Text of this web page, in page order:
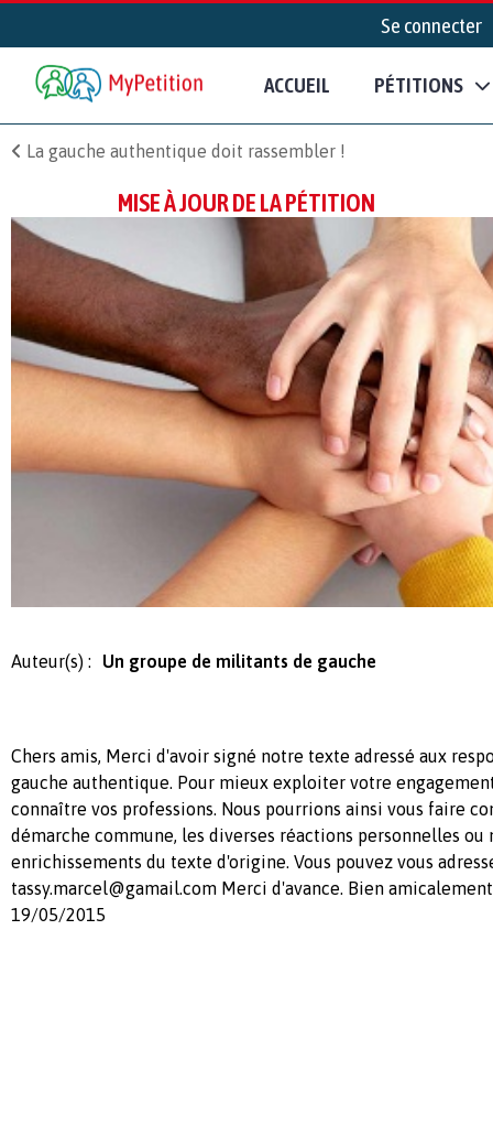
Se connecter
ACCUEIL PÉTITIONS
La gauche authentique doit rassembler !
MISE À JOUR DE LA PÉTITION
Auteur(s) : Un groupe de militants de gauche
Chers amis, Merci d'avoir signé notre texte adressé aux
gauche authentique. Pour mieux exploiter votre
connaître vos professions. Nous pourrions ainsi vous faire
démarche commune, les diverses réactions personnelles
enrichissements du texte d'origine. Vous pouvez vous
tassy.marcel@gamail.com Merci d'avance. Bien
19/05/2015